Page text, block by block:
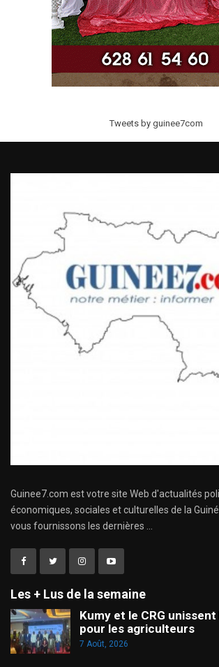
Tweets by guinee7com
Guinee7.com est votre site Web d'actualités
économiques, sociales et culturelles de la
vous fournissons les dernières ...
Les + Lus de la semaine
Kumy et le CRG
pour les agriculteurs
7 Août, 2026